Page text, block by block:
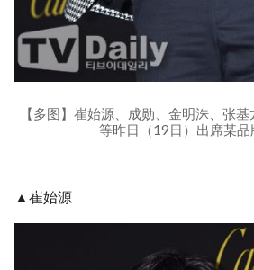
【多图】崔始源、成勋、金明洙、张
等昨日（19日）出席某品
▲崔始源